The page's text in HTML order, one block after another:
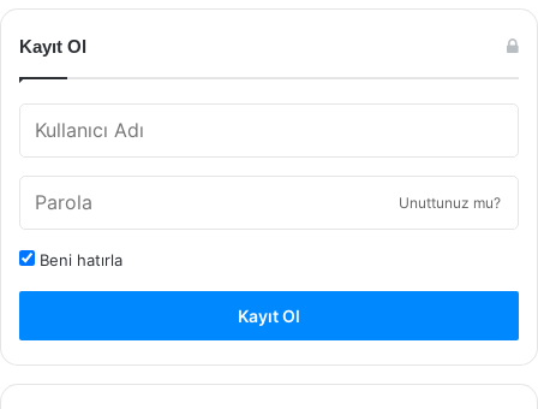
Kayıt Ol
Unuttunuz mu?
Beni hatırla
Kayıt Ol